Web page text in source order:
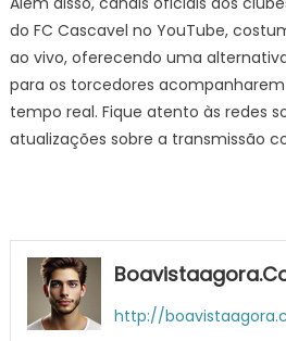
do FC Cascavel no YouTube,
ao vivo, oferecendo uma
para os torcedores
tempo real. Fique atento às redes
atualizações sobre a transmissão
http://